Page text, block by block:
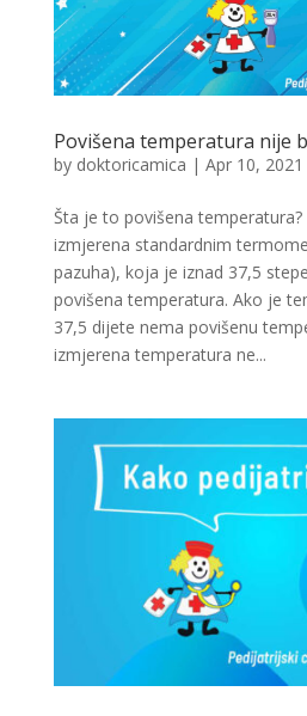
Povišena temperatura nije
by doktoricamica | Apr 10, 2021
Šta je to povišena
izmjerena standardnim
pazuha), koja je iznad 37,5
povišena temperatura. Ako je
37,5 dijete nema povišenu
izmjerena temperatura ne...